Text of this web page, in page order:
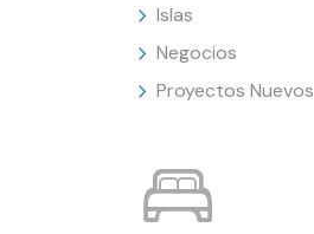
Islas
Negocios
Proyectos Nuevos